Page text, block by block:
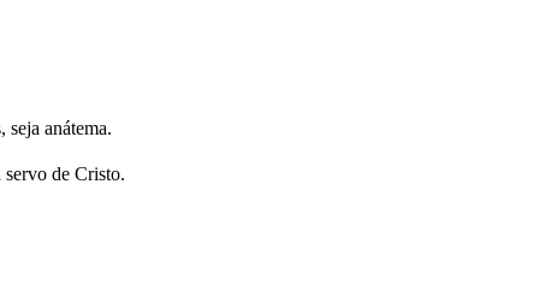
anátema.
servo de Cristo.